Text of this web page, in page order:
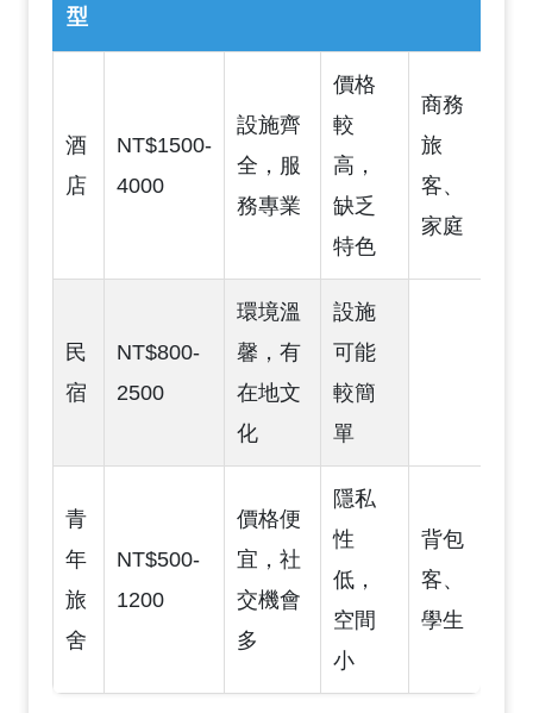
型
酒
店
NT$1500-
4000
設施齊
全，服
務專業
價格
較
高，
缺乏
特色
商務
旅
客、
家庭
民
宿
NT$800-
2500
環境溫
馨，有
在地文
化
設施
可能
較簡
單
青
年
旅
舍
NT$500-
1200
價格便
宜，社
交機會
多
隱私
性
低，
空間
小
背包
客、
學生